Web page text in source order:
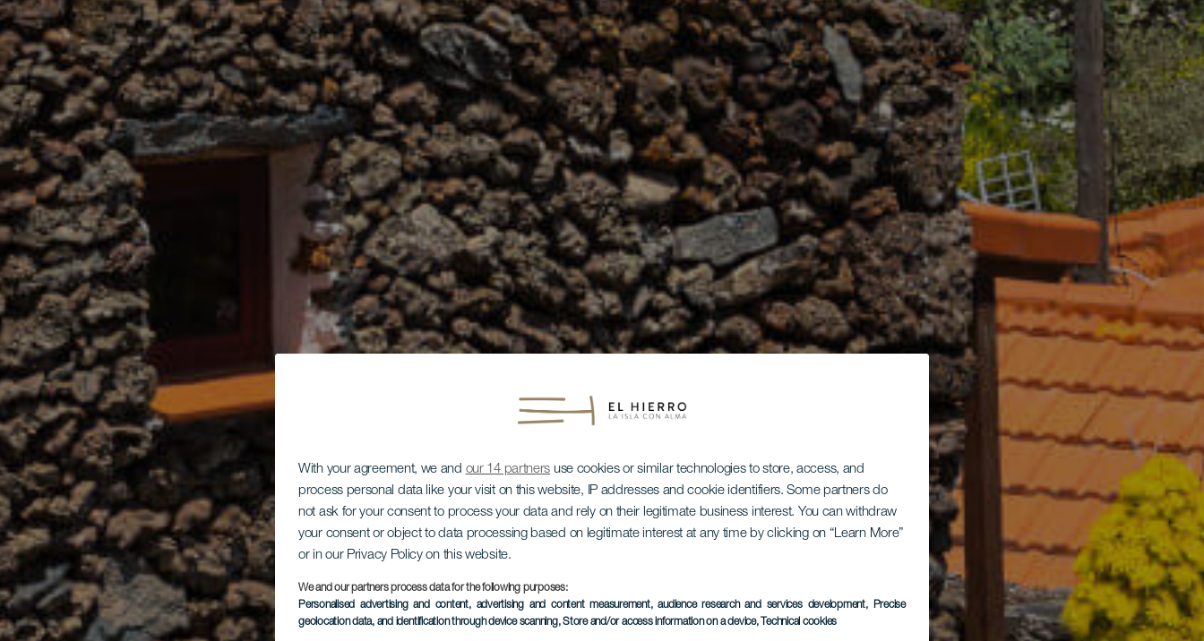
With your agreement, we and our 14 partners use cookies or similar technologies to store, access, and
process personal data like your visit on this website, IP addresses and cookie identifiers. Some partners do
not ask for your consent to process your data and rely on their legitimate business interest. You can withdraw
your consent or object to data processing based on legitimate interest at any time by clicking on “Learn More”
or in our Privacy Policy on this website.
We and our partners process data for the following purposes:
Personalised advertising and content, advertising and content measurement, audience research and services development, Precise
geolocation data, and identification through device scanning, Store and/or access information on a device, Technical cookies